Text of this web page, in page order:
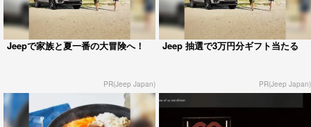
Jeepで家族と夏一番の大冒険へ！
PR(Jeep Japan)
Jeep 抽選で3万円分ギフト当たる
PR(Jeep Japan)